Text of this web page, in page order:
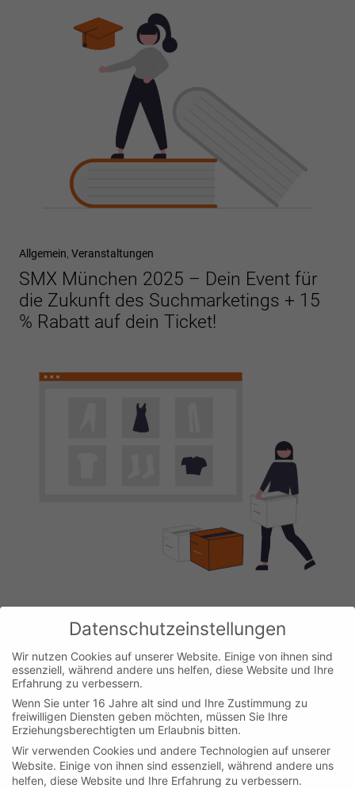
Allgemein, Veranstaltungen
SMX München 2025 – Dein Event für
die Zukunft des Suchmarketings + 15
% Rabatt auf dein Ticket!
SEOkomm-Recap: Stefan Vorwerk „E-
Commerce Serp Beben“
Datenschutzeinstellungen
Wir nutzen Cookies auf unserer Website. Einige von ihnen sind
essenziell, während andere uns helfen, diese Website und Ihre
Erfahrung zu verbessern.
Wenn Sie unter 16 Jahre alt sind und Ihre Zustimmung zu
freiwilligen Diensten geben möchten, müssen Sie Ihre
Erziehungsberechtigten um Erlaubnis bitten.
Wir verwenden Cookies und andere Technologien auf unserer
Website. Einige von ihnen sind essenziell, während andere uns
helfen, diese Website und Ihre Erfahrung zu verbessern.